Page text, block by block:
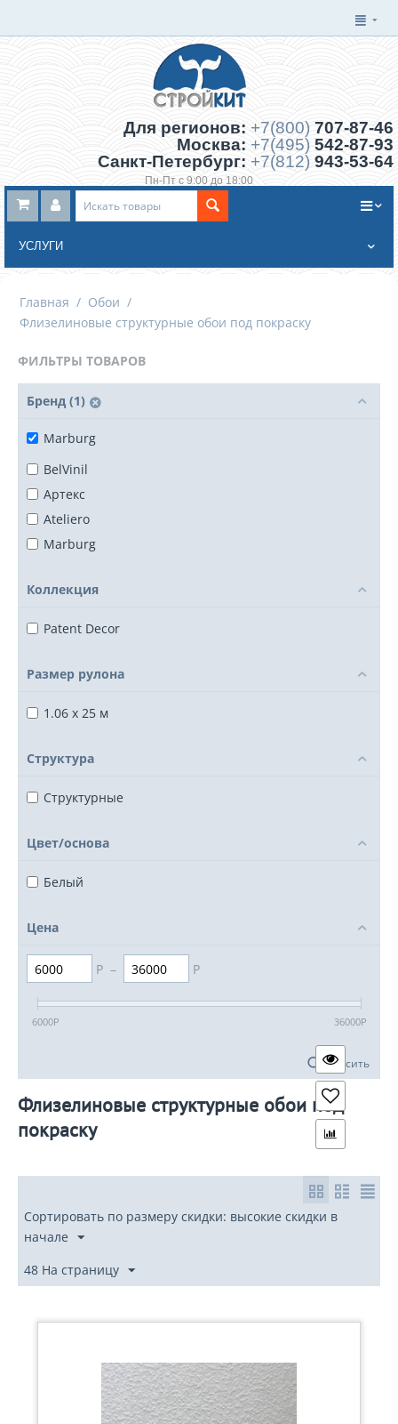
Для регионов: +7(800) 707-87-46
Москва: +7(495) 542-87-93
Санкт-Петербург: +7(812) 943-53-64
Пн-Пт с 9:00 до 18:00
Заказать обратный звонок
УСЛУГИ
Главная / Обои /
Флизелиновые структурные обои под покраску
ФИЛЬТРЫ ТОВАРОВ
Бренд (1)
Marburg
BelVinil
Артекс
Ateliero
Marburg
Коллекция
Patent Decor
Размер рулона
1.06 x 25 м
Структура
Структурные
Цвет/основа
Белый
Цена
Р – Р
6000Р 36000Р
Сбросить
Флизелиновые структурные обои под
покраску
Сортировать по размеру скидки: высокие скидки в
начале
48 На страницу